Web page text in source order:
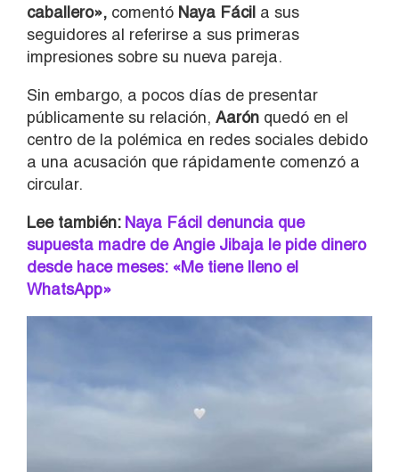
caballero», comentó Naya Fácil a sus
seguidores al referirse a sus primeras
impresiones sobre su nueva pareja.
Sin embargo, a pocos días de presentar
públicamente su relación, Aarón quedó en el
centro de la polémica en redes sociales debido
a una acusación que rápidamente comenzó a
circular.
Lee también: Naya Fácil denuncia que
supuesta madre de Angie Jibaja le pide dinero
desde hace meses: «Me tiene lleno el
WhatsApp»